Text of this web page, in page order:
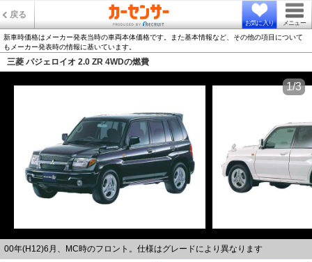
戻る
お気に入り メニュー
新車時価格はメーカー発表当時の車両本体価格です。また基本情報など、その他の項目について
もメーカー発表時の情報に基いています。
三菱 パジェロイオ 2.0 ZR 4WDの燃費
00年(H12)6月、MC時のフロント。仕様はグレードにより異なります
1/3